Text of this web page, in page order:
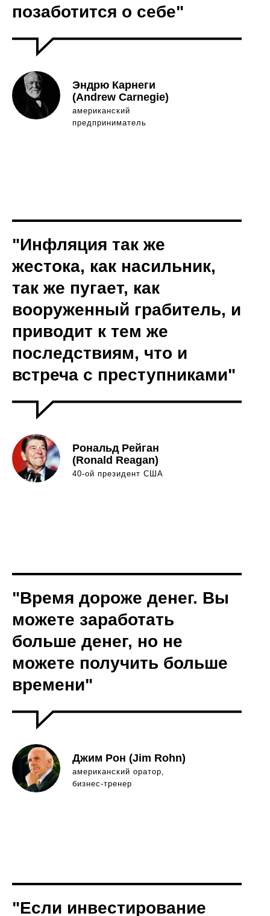
позаботится о себе"
Эндрю Карнеги
(Andrew Carnegie)
американский
предприниматель
"Инфляция так же
жестока, как насильник,
так же пугает, как
вооруженный грабитель, и
приводит к тем же
последствиям, что и
встреча с преступниками"
Рональд Рейган
(Ronald Reagan)
40-ой президент США
"Время дороже денег. Вы
можете заработать
больше денег, но не
можете получить больше
времени"
Джим Рон (Jim Rohn)
американский оратор,
бизнес-тренер
"Если инвестирование